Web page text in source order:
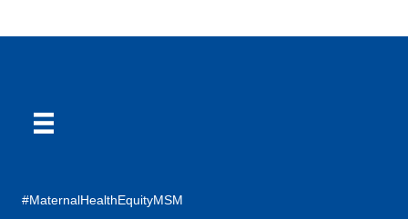
#MaternalHealthEquityMSM